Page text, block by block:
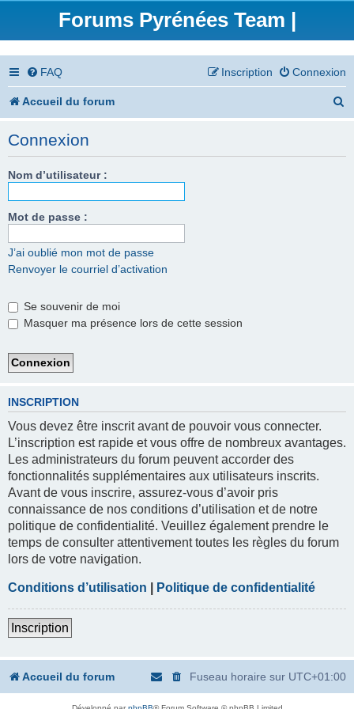
Forums Pyrénées Team |
FAQ Connexion
Inscription
Accueil du forum
Connexion
Nom d’utilisateur :
Mot de passe :
J’ai oublié mon mot de passe
Renvoyer le courriel d’activation
Se souvenir de moi
Masquer ma présence lors de cette session
INSCRIPTION
Vous devez être inscrit avant de pouvoir vous connecter.
L’inscription est rapide et vous offre de nombreux avantages.
Les administrateurs du forum peuvent accorder des
fonctionnalités supplémentaires aux utilisateurs inscrits.
Avant de vous inscrire, assurez-vous d’avoir pris
connaissance de nos conditions d’utilisation et de notre
politique de confidentialité. Veuillez également prendre le
temps de consulter attentivement toutes les règles du forum
lors de votre navigation.
Conditions d’utilisation Politique de confidentialité
Inscription
Accueil du forum Fuseau horaire sur UTC+01:00